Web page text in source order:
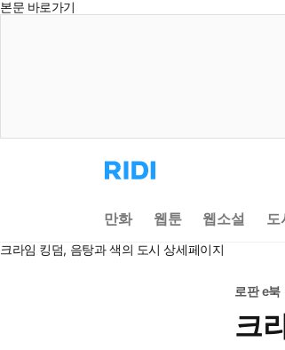
본문 바로가기
리
디
으
로
동
만화 웹툰 웹소설 도
크라임 킹덤, 음탕과 색의 도시 상세페이지
로판 e북
크